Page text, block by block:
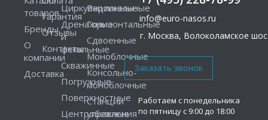
info@euro-nasos.ru
г. Москва, Волоколамское
Работаем с понедельника
по пятницу с 9:00 до 18:00
товаров
Бренды
О
компании
Доставка
Гарантия
Отзывы
Контакты
Циркуляционные
Дренажные
и
фекальные
Скважинные
Погружные
Поверхностные
Центробежные
Вертикальные
Горизонтальные
Сдвоенные
Моноблочные
Консольно-
моноблочные
Станции
управления